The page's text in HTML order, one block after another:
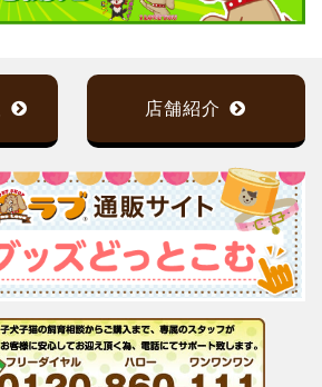
店舗紹介